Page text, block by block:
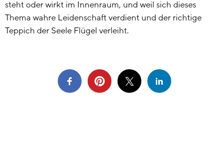
steht oder wirkt im Innenraum, und weil sich dieses
Thema wahre Leidenschaft verdient und der richtige
Teppich der Seele Flügel verleiht.